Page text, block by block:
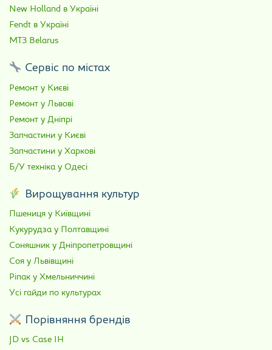
New Holland в Україні
Fendt в Україні
МТЗ Belarus
Сервіс по містах
Ремонт у Києві
Ремонт у Львові
Ремонт у Дніпрі
Запчастини у Києві
Запчастини у Харкові
Б/У техніка у Одесі
Вирощування культур
Пшениця у Київщині
Кукурудза у Полтавщині
Соняшник у Дніпропетровщині
Соя у Львівщині
Ріпак у Хмельниччині
Усі гайди по культурах
Порівняння брендів
JD vs Case IH